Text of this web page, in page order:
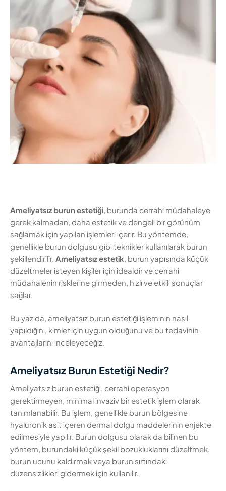
kullanılarak burun şekillendirilir. Ameliyatsız estetik,
burun yapısında küçük düzeltmeler isteyen kişiler için
idealdir ve cerrahi müdahalenin risklerine girmeden,
hızlı ve etkili sonuçlar sağlar. Bu yazıda, ameliyatsız
burun estetiği işleminin …
Ameliyatsız burun estetiği , burunda cerrahi müdahaleye
gerek kalmadan, daha estetik ve dengeli bir görünüm
sağlamak için yapılan işlemleri içerir. Bu yöntemde,
genellikle burun dolgusu gibi teknikler kullanılarak burun
şekillendirilir. Ameliyatsız estetik , burun yapısında küçük
düzeltmeler isteyen kişiler için idealdir ve cerrahi
müdahalenin risklerine girmeden, hızlı ve etkili sonuçlar
sağlar.
Bu yazıda, ameliyatsız burun estetiği işleminin nasıl
yapıldığını, kimler için uygun olduğunu ve bu tedavinin
avantajlarını inceleyeceğiz.
Ameliyatsız Burun Estetiği Nedir?
Ameliyatsız burun estetiği, cerrahi operasyon
gerektirmeyen, minimal invaziv bir estetik işlem olarak
tanımlanabilir. Bu işlem, genellikle burun bölgesine
hyaluronik asit içeren dermal dolgu maddelerinin enjekte
edilmesiyle yapılır. Burun dolgusu olarak da bilinen bu
yöntem, burundaki küçük şekil bozukluklarını düzeltmek,
burun ucunu kaldırmak veya burun sırtındaki
düzensizlikleri gidermek için kullanılır.